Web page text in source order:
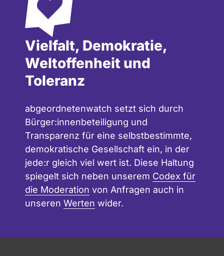
Vielfalt, Demokratie,
Weltoffenheit und
Toleranz
abgeordnetenwatch setzt sich durch
Bürger:innenbeteiligung und
Transparenz für eine selbstbestimmte,
demokratische Gesellschaft ein, in der
jede:r gleich viel wert ist. Diese Haltung
spiegelt sich neben unserem Codex für
die Moderation von Anfragen auch in
unseren Werten wider.